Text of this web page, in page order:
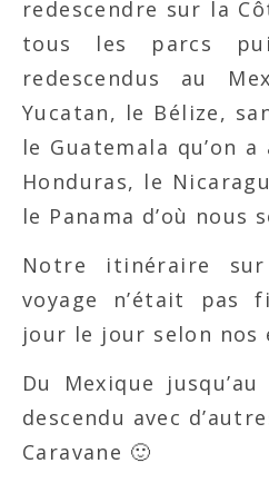
redescendre sur la
tous les parcs
redescendus au
Yucatan, le Bélize,
le Guatemala qu’on
Honduras, le
le Panama d’où nous
Notre itinéraire
voyage n’était pas
jour le jour selon nos
Du Mexique
descendu avec
Caravane 🙂